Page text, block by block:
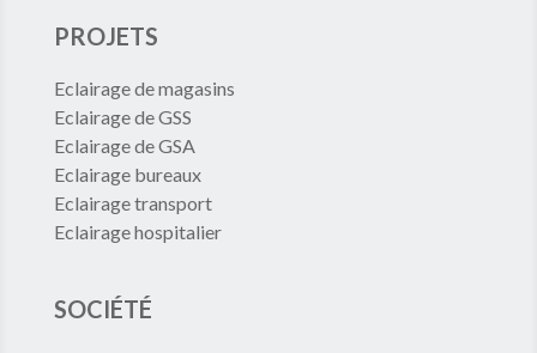
PROJETS
Eclairage de magasins
Eclairage de GSS
Eclairage de GSA
Eclairage bureaux
Eclairage transport
Eclairage hospitalier
SOCIÉTÉ